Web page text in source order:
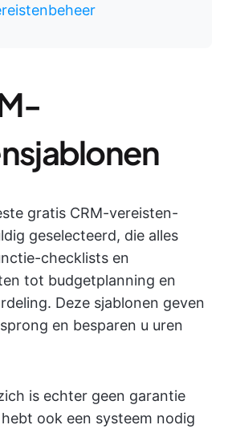
gratis CRM-vereisten-
geselecteerd, die alles
checklists en
tot budgetplanning en
Deze sjablonen geven
en besparen u uren
is echter geen garantie
ook een systeem nodig